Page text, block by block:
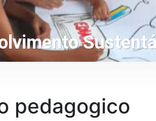
pedagogico